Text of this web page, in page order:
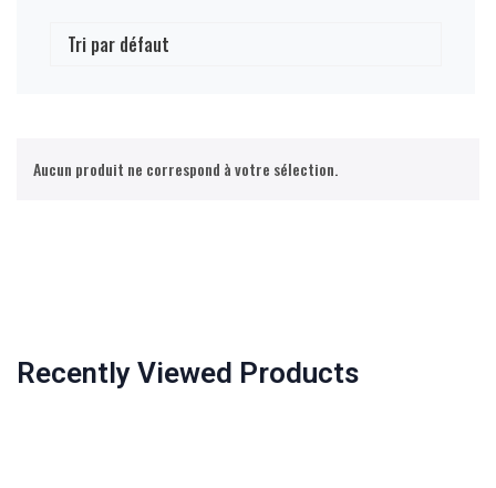
Aucun produit ne correspond à votre sélection.
Recently Viewed Products